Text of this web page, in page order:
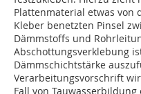
Plattenmaterial etwas
Kleber benetzten Pinsel
Dämmstoffs und
Abschottungsverklebung
Dämmschichtstärke
Verarbeitungsvorschrift
Fall von